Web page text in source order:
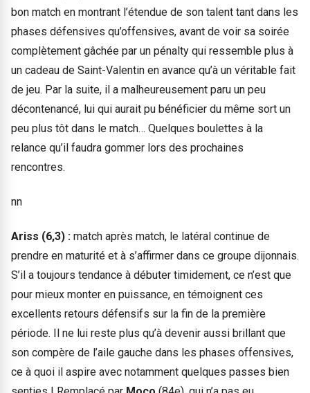
bon match en montrant l’étendue de son talent tant dans les
phases défensives qu’offensives, avant de voir sa soirée
complètement gâchée par un pénalty qui ressemble plus à
un cadeau de Saint-Valentin en avance qu’à un véritable fait
de jeu. Par la suite, il a malheureusement paru un peu
décontenancé, lui qui aurait pu bénéficier du même sort un
peu plus tôt dans le match… Quelques boulettes à la
relance qu’il faudra gommer lors des prochaines
rencontres.
nn
Ariss (6,3) : match après match, le latéral continue de
prendre en maturité et à s’affirmer dans ce groupe dijonnais.
S’il a toujours tendance à débuter timidement, ce n’est que
pour mieux monter en puissance, en témoignent ces
excellents retours défensifs sur la fin de la première
période. Il ne lui reste plus qu’à devenir aussi brillant que
son compère de l’aile gauche dans les phases offensives,
ce à quoi il aspire avec notamment quelques passes bien